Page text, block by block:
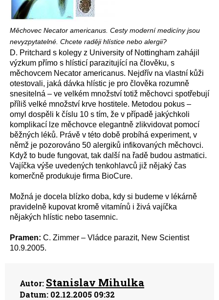
Měchovec Necator americanus. Cesty moderní medicíny jsou
nevyzpytatelné. Chcete raději hlístice nebo alergii?
D. Pritchard s kolegy z University of Nottingham zahájil
výzkum přímo s hlísticí parazitující na člověku, s
měchovcem Necator americanus. Nejdřív na vlastní kůži
otestovali, jaká dávka hlístic je pro člověka rozumně
snesitelná – ve velkém množství totiž měchovci spotřebují
příliš velké množství krve hostitele. Metodou pokus –
omyl dospěli k číslu 10 s tím, že v případě jakýchkoli
komplikací lze měchovce elegantně zlikvidovat pomocí
běžných léků. Právě v této době probíhá experiment, v
němž je pozorováno 50 alergiků infikovaných měchovci.
Když to bude fungovat, tak další na řadě budou astmatici.
Vajíčka výše uvedených tenkohlavců již nějaký čas
komerčně produkuje firma BioCure.
Možná je docela blízko doba, kdy si budeme v lékárně
pravidelně kupovat kromě vitamínů i živá vajíčka
nějakých hlístic nebo tasemnic.
Pramen: C. Zimmer – Vládce parazit, New Scientist
10.9.2005.
Autor: Stanislav Mihulka
Datum: 02.12.2005 09:32